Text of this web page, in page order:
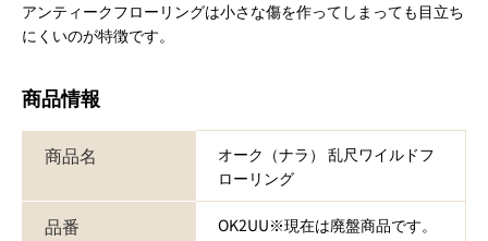
アンティークフローリングは小さな傷を作ってしまっても目立ち
にくいのが特徴です。
商品情報
商品名
オーク（ナラ） 乱尺ワイルドフ
ローリング
品番 OK2UU※現在は廃盤商品です。